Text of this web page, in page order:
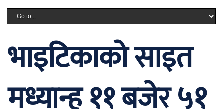
भाइटिकाको साइत
मध्यान्ह ११ बजेर ५१